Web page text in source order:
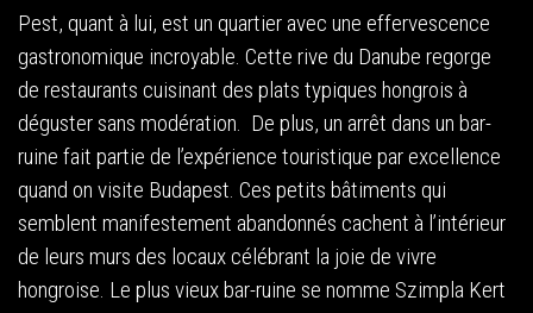
Pest, quant à lui, est un quartier avec une effervescence
gastronomique incroyable. Cette rive du Danube regorge
de restaurants cuisinant des plats typiques hongrois à
déguster sans modération. De plus, un arrêt dans un bar-
ruine fait partie de l’expérience touristique par excellence
quand on visite Budapest. Ces petits bâtiments qui
semblent manifestement abandonnés cachent à l’intérieur
de leurs murs des locaux célébrant la joie de vivre
hongroise. Le plus vieux bar-ruine se nomme Szimpla Kert